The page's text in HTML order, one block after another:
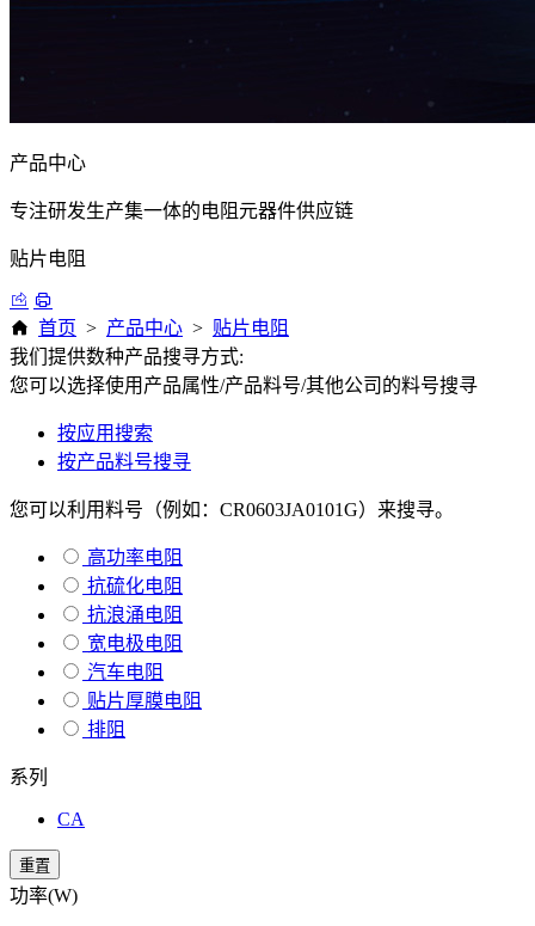
产品中心
专注研发生产集一体的电阻元器件供应链
贴片电阻
首页 > 产品中心 > 贴片电阻
我们提供数种产品搜寻方式:
您可以选择使用产品属性/产品料号/其他公司的料号搜寻
按应用搜索
按产品料号搜寻
您可以利用料号（例如：CR0603JA0101G）来搜寻。
高功率电阻
抗硫化电阻
抗浪涌电阻
宽电极电阻
汽车电阻
贴片厚膜电阻
排阻
系列
CA
重置
功率(W)